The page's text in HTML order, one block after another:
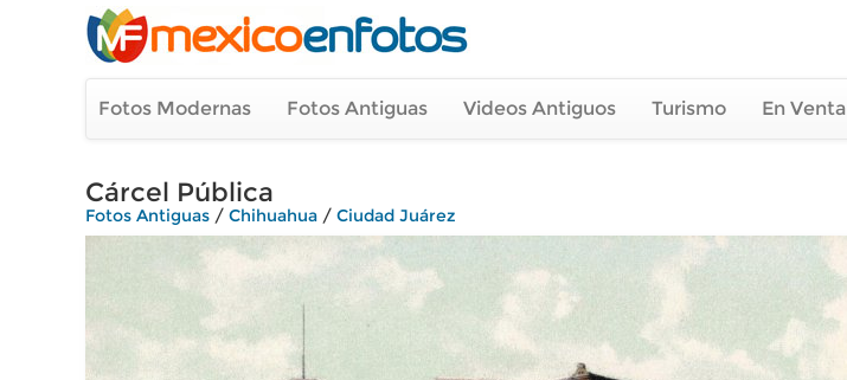
Fotos Modernas Fotos Antiguas Videos Antiguos Turismo En Venta
Cárcel Pública
Fotos Antiguas / Chihuahua / Ciudad Juárez